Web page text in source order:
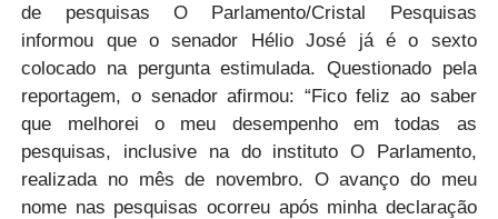
de pesquisas O Parlamento/Cristal Pesquisas
informou que o senador Hélio José já é o sexto
colocado na pergunta estimulada. Questionado pela
reportagem, o senador afirmou: “Fico feliz ao saber
que melhorei o meu desempenho em todas as
pesquisas, inclusive na do instituto O Parlamento,
realizada no mês de novembro. O avanço do meu
nome nas pesquisas ocorreu após minha declaração